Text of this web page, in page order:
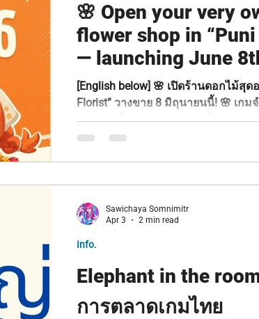
🌸 Open your very
flower shop in
— launching June
[English below] 🌸 เปิดร้านดอกไม้สุด
Florist” วางขาย 8 มิถุนายนนี้! 🌸 เกม
สบาย ๆ ที่คุณจะได้สวมบทเป็น “พูนิ”
ทีมพัฒนา Earthquack Games พร้อม
ฟีเจอร์ทั้งหมดในเวอร์ชันเต็มของเกม
ทะลุ 47,000 แล้วเรียบร้อย! 💐 🌼 เปิด
ลูกค้า… กับแฟรี่ดอกไม้สุดพิศดาร!?
Elephant in the
การตลาดเกมไทย
Info.
Sawichaya Somnimitr
Apr 3
2 min read